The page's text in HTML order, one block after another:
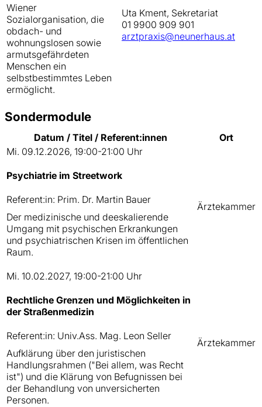
Wiener
Sozialorganisation, die
obdach- und
wohnungslosen sowie
armutsgefährdeten
Menschen ein
selbstbestimmtes Leben
ermöglicht.
Uta Kment, Sekretariat
01 9900 909 901
arztpraxis@neunerhaus.at
Sondermodule
Datum / Titel / Referent:innen
Ort
Mi. 09.12.2026, 19:00-21:00 Uhr
Psychiatrie im Streetwork
Referent:in: Prim. Dr. Martin Bauer
Der medizinische und deeskalierende
Umgang mit psychischen Erkrankungen
und psychiatrischen Krisen im öffentlichen
Raum.
Ärztekammer
Mi. 10.02.2027, 19:00-21:00 Uhr
Rechtliche Grenzen und Möglichkeiten in
der Straßenmedizin
Referent:in: Univ.Ass. Mag. Leon Seller
Aufklärung über den juristischen
Handlungsrahmen ("Bei allem, was Recht
ist") und die Klärung von Befugnissen bei
der Behandlung von unversicherten
Personen.
Ärztekammer